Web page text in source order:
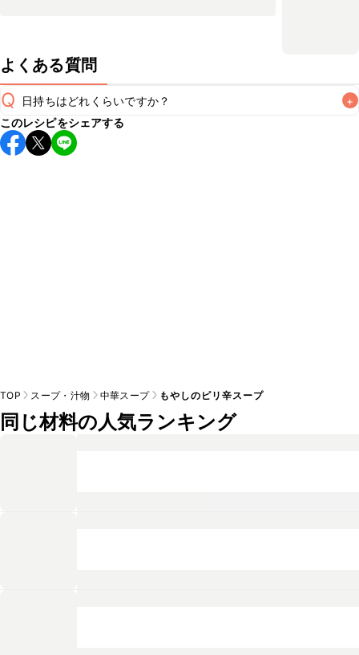
よくある質問
Q 日持ちはどれくらいですか？ +
保存期間は冷蔵で翌日中が目安です。なるべくお早めにお召
し上がりください。
このレシピをシェアする
TOP スープ・汁物 中華スープ もやしのピリ辛スープ
同じ材料の人気ランキング